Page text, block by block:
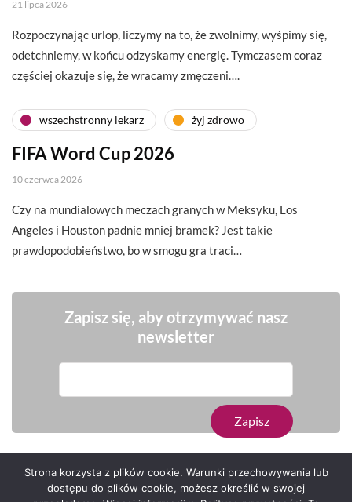
21 lipca 2026
Rozpoczynając urlop, liczymy na to, że zwolnimy, wyśpimy się,
odetchniemy, w końcu odzyskamy energię. Tymczasem coraz
częściej okazuje się, że wracamy zmęczeni….
wszechstronny lekarz żyj zdrowo
FIFA Word Cup 2026
10 czerwca 2026
Czy na mundialowych meczach granych w Meksyku, Los
Angeles i Houston padnie mniej bramek? Jest takie
prawdopodobieństwo, bo w smogu gra traci…
Zapisz się, aby otrzymywać nasz
newsletter
Strona korzysta z plików cookie. Warunki przechowywania lub
dostępu do plików cookie, możesz określić w swojej